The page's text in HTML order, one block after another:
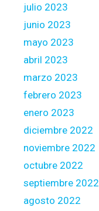
-
m
e
m
r
e
b
i
r
?
julio 2023
junio 2023
mayo 2023
abril 2023
marzo 2023
febrero 2023
enero 2023
diciembre 2022
noviembre 2022
octubre 2022
septiembre 2022
agosto 2022